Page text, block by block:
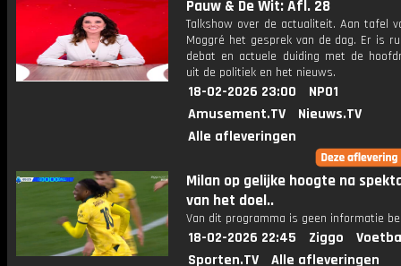
Pauw & De Wit: Afl. 28
Talkshow over de actualiteit. Aan tafel
Moggré het gesprek van de dag. Er is
debat en actuele duiding met de
uit de politiek en het nieuws.
18-02-2026 23:00
NPO1
Amusement.TV
Nieuws.TV
Alle afleveringen
Milan op gelijke hoogte na
van het doel..
Van dit programma is geen informatie
18-02-2026 22:45 Ziggo
Sporten.TV
Alle afleveringen